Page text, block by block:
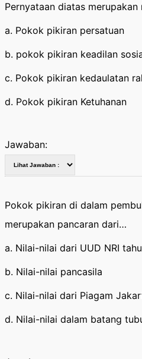
Pernyataan diatas
a. Pokok pikiran persatuan
b. pokok pikiran keadilan
c. Pokok pikiran kedaulatan
d. Pokok pikiran Ketuhanan
Jawaban:
Pokok pikiran di dalam
merupakan pancaran dari…
a. Nilai-nilai dari UUD NRI
b. Nilai-nilai pancasila
c. Nilai-nilai dari Piagam
d. Nilai-nilai dalam batang